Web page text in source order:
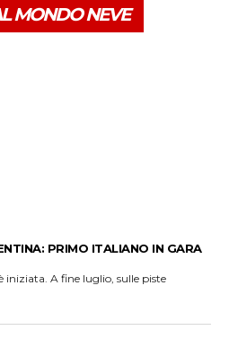
MONDO NEVE
PRIMO ITALIANO IN GARA
iniziata. A fine luglio, sulle piste